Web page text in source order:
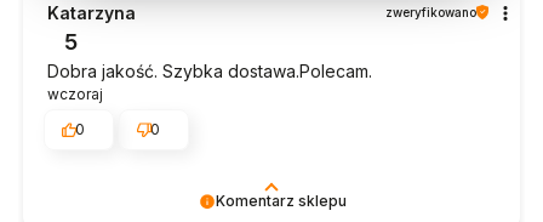
Komentarz sklepu
Katarzyna zweryfikowano
5
Dobra jakość. Szybka dostawa.Polecam.
wczoraj
0
0